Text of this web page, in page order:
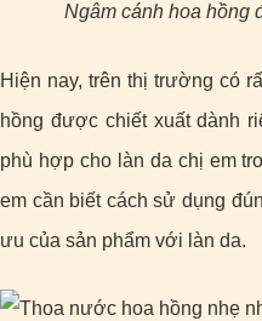
Ngâm cánh hoa hồng
Hiện nay, trên thị trường có
hồng được chiết xuất dành
phù hợp cho làn da chị em
em cần biết cách sử dụng
ưu của sản phẩm với làn da.